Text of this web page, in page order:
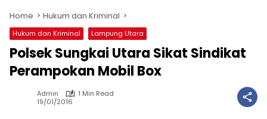
Home Hukum dan Kriminal
Hukum dan Kriminal Lampung Utara
Polsek Sungkai Utara Sikat Sindikat
Perampokan Mobil Box
Admin
1 Min Read
19/01/2016